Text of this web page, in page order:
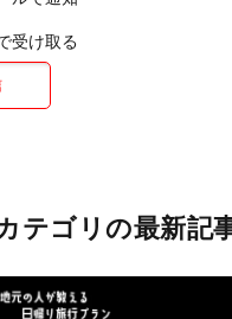
受け取る
テゴリの最新記